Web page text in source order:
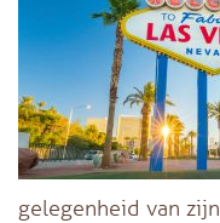
gelegenheid van